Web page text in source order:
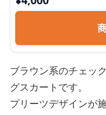
ブラウン系のチェッ
グスカートです。
プリーツデザインが